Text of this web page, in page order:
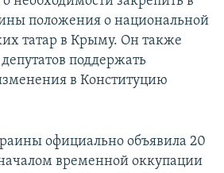
положения о национальной
татар в Крыму. Он также
поддержать
в Конституцию
официально объявила 20
временной оккупации